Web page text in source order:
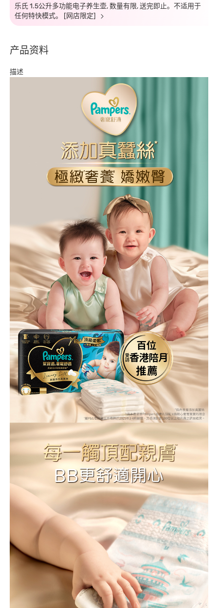
乐氏 1.5公升多功能电子养生壶, 数量有限, 送完即止。不适用于
任何特快模式。 [网店限定]
产品资料
描述